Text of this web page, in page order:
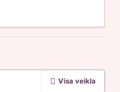
Visa veikla